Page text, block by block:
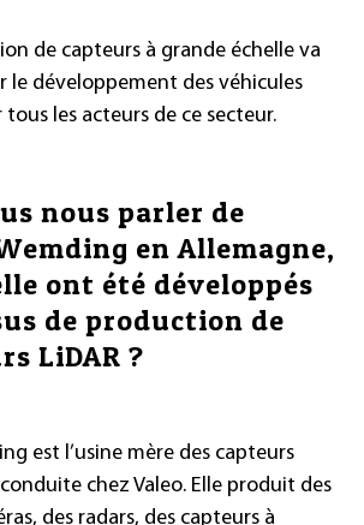
de capteurs à grande échelle va
le développement des véhicules
les acteurs de ce secteur.
nous parler de
en Allemagne,
ont été développés
de production de
LiDAR ?
est l’usine mère des capteurs
conduite chez Valeo. Elle produit des
des radars, des capteurs à